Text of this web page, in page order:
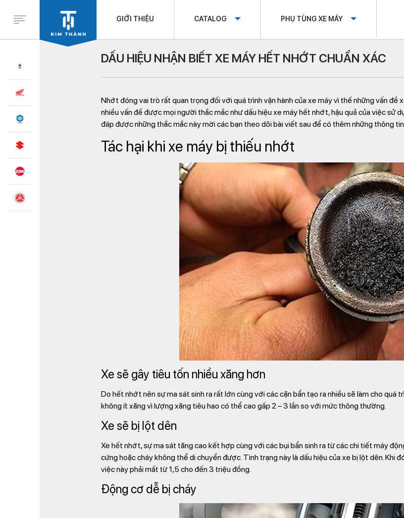
GIỚI THIỆU CATALOG PHỤ TÙNG XE MÁY
DẤU HIỆU NHẬN BIẾT XE MÁY HẾT NHỚT CHUẨN XÁC
Nhớt đóng vai trò rất quan trọng đối với quá trình vận hành của xe máy vì thế những vấn
nhiều vấn đề được mọi người thắc mắc như dấu hiệu xe máy hết nhớt, hậu quả của việc sử
đáp được những thắc mắc này mời các bạn theo dõi bài viết sau để có thêm những thông tin
Tác hại khi xe máy bị thiếu nhớt
Xe sẽ gây tiêu tốn nhiều xăng hơn
Do hết nhớt nên sự ma sát sinh ra rất lớn cùng với các cặn bẩn tạo ra nhiều sẽ làm cho quá
không ít xăng vì lượng xăng tiêu hao có thể cao gấp 2 – 3 lần so với mức thông thường.
Xe sẽ bị lột dên
Xe hết nhớt, sự ma sát tăng cao kết hợp cùng với các bụi bẩn sinh ra từ các chi tiết máy
cứng hoặc cháy không thể di chuyển được. Tình trạng này là dấu hiệu của xe bị lột dên. Khi
việc này phải mất từ 1,5 cho đến 3 triệu đồng.
Động cơ dễ bị cháy